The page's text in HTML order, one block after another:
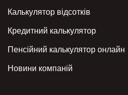
Калькулятор відсотків
Кредитний калькулятор
Пенсійний калькулятор онлайн
Новини компаній